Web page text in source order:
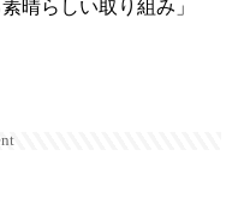
晴らしい取り組み」